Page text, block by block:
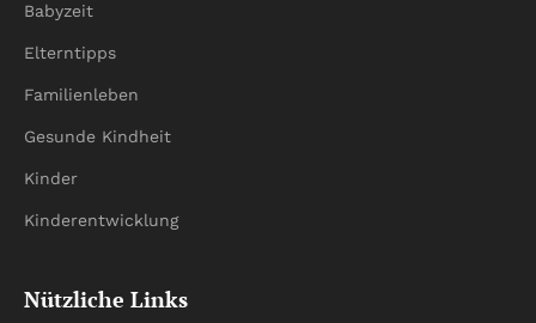
Babyzeit
Elterntipps
Familienleben
Gesunde Kindheit
Kinder
Kinderentwicklung
Nützliche Links